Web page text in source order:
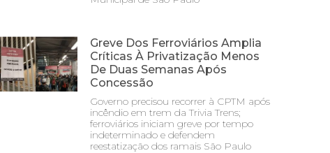
Greve Dos Ferroviários Amplia
Críticas À Privatização Menos
De Duas Semanas Após
Concessão
Governo precisou recorrer à CPTM após
incêndio em trem da Trivia Trens;
ferroviários iniciam greve por tempo
indeterminado e defendem
reestatização dos ramais São Paulo